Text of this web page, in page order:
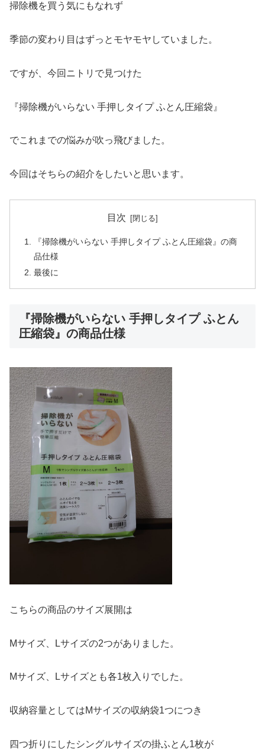
掃除機を買う気にもなれず
季節の変わり目はずっとモヤモヤしていました。
ですが、今回ニトリで見つけた
『掃除機がいらない 手押しタイプ ふとん圧縮袋』
でこれまでの悩みが吹っ飛びました。
今回はそちらの紹介をしたいと思います。
目次
『掃除機がいらない 手押しタイプ ふとん圧縮袋』の商
品仕様
最後に
『掃除機がいらない 手押しタイプ ふとん
圧縮袋』の商品仕様
こちらの商品のサイズ展開は
Mサイズ、Lサイズの2つがありました。
Mサイズ、Lサイズとも各1枚入りでした。
収納容量としてはMサイズの収納袋1つにつき
四つ折りにしたシングルサイズの掛ふとん1枚が